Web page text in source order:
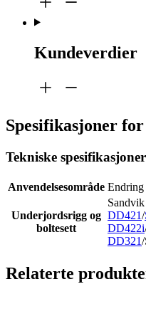
Kundeverdier
Spesifikasjoner
Tekniske spesifikasjoner
Anvendelsesområde Endring
Underjordsrigg og
boltesett
DD421/
DD422i
DD321
Relaterte